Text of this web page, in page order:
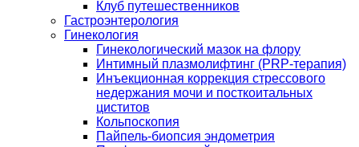
Клуб путешественников
Гастроэнтерология
Гинекология
Гинекологический мазок на флору
Интимный плазмолифтинг (PRP-терапия)
Инъекционная коррекция стрессового
недержания мочи и посткоитальных
циститов
Кольпоскопия
Пайпель-биопсия эндометрия